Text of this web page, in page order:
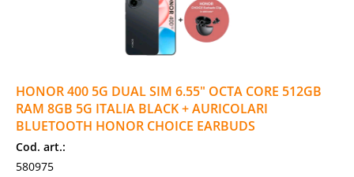
HONOR 400 5G DUAL SIM 6.55" OCTA CORE 512GB
RAM 8GB 5G ITALIA BLACK + AURICOLARI
BLUETOOTH HONOR CHOICE EARBUDS
Cod. art.:
580975